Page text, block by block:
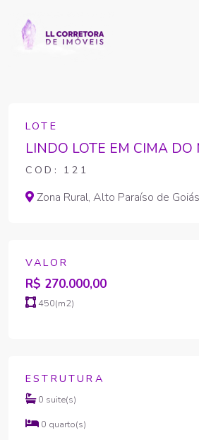
LOTE
LINDO LOTE EM CIMA DO
COD: 121
Zona Rural, Alto Paraíso de Goiás
VALOR
R$ 270.000,00
450(m2)
ESTRUTURA
0 suite(s)
0 quarto(s)